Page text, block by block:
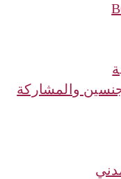
والمشاركة